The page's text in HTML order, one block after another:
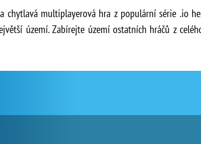
chytlavá multiplayerová hra z populární série .io
území. Zabírejte území ostatních hráčů z